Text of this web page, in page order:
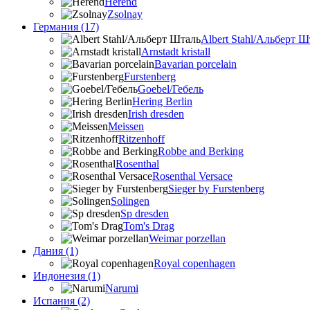
Zsolnay
Германия (17)
Albert Stahl/Альбеpт
Arnstadt kristall
Bavarian porcelain
Furstenberg
Goebel/Гебель
Hering Berlin
Irish dresden
Meissen
Ritzenhoff
Robbe and Berking
Rosenthal
Rosenthal Versace
Sieger by Furstenberg
Solingen
Sp dresden
Tom's Drag
Weimar porzellan
Дания (1)
Royal copenhagen
Индонезия (1)
Narumi
Испания (2)